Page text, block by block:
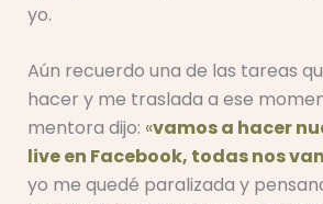
yo.
Aún recuerdo una de las tareas
hacer y me traslada a ese
mentora dijo: «vamos a hacer
live en Facebook, todas nos
yo me quedé paralizada y